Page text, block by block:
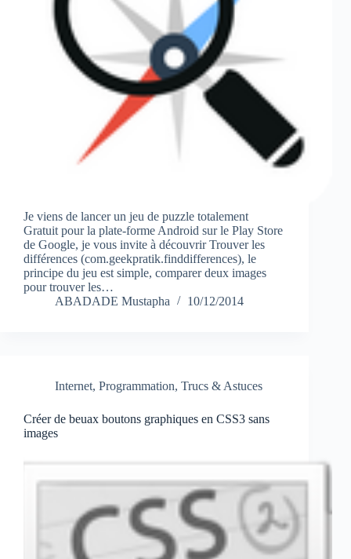
Je viens de lancer un jeu de puzzle totalement
Gratuit pour la plate-forme Android sur le Play Store
de Google, je vous invite à découvrir Trouver les
différences (com.geekpratik.finddifferences), le
principe du jeu est simple, comparer deux images
pour trouver les…
ABADADE Mustapha
10/12/2014
Internet, Programmation, Trucs & Astuces
Créer de beuax boutons graphiques en CSS3 sans
images